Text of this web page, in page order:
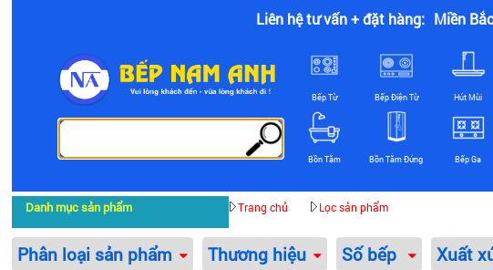
Liên hệ tư vấn + đặt hàng: Miền
Bếp Từ Bếp Điện Từ Hút Mùi
Bồn Tắm Bồn Tắm Đứng Bếp Ga
Danh mục sản phẩm Trang chủ Lọc sản phẩm
Phân loại sản phẩm Thương hiệu Số bếp Xuất